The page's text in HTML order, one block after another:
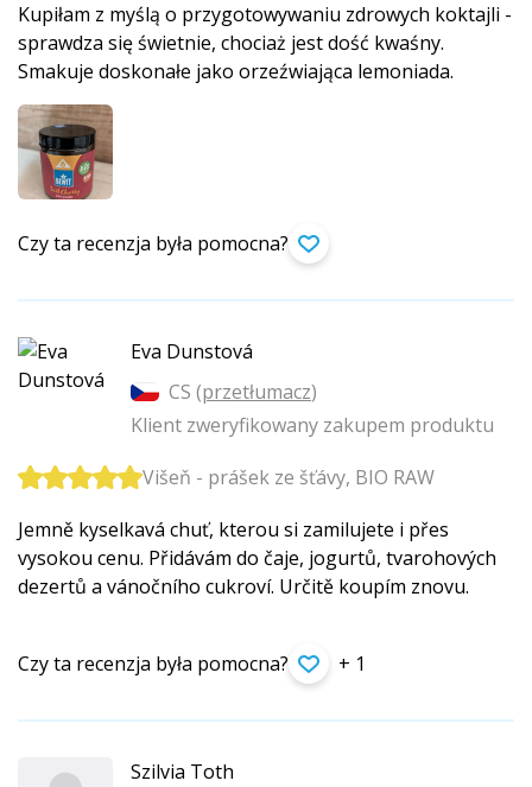
Kupiłam z myślą o przygotowywaniu zdrowych koktajli -
sprawdza się świetnie, chociaż jest dość kwaśny.
Smakuje doskonałe jako orzeźwiająca lemoniada.
Czy ta recenzja była pomocna?
Eva Dunstová
CS (przetłumacz)
Klient zweryfikowany zakupem produktu
Višeň - prášek ze šťávy, BIO RAW
Jemně kyselkavá chuť, kterou si zamilujete i přes
vysokou cenu. Přidávám do čaje, jogurtů, tvarohových
dezertů a vánočního cukroví. Určitě koupím znovu.
Czy ta recenzja była pomocna? + 1
Szilvia Toth